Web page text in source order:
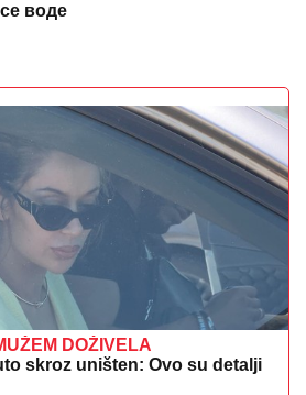
воде
DOŽIVELA
skroz uništen: Ovo su detalji